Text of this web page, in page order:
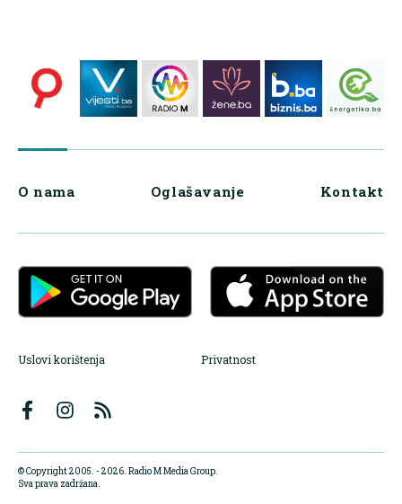
O nama Oglašavanje Kontakt
Uslovi korištenja Privatnost
© Copyright 2005. - 2026. Radio M Media Group.
Sva prava zadržana.